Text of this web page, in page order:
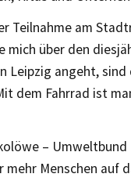
Teilnahme am
über den
Leipzig angeht,
dem Fahrrad ist
– Umweltbund
Menschen auf